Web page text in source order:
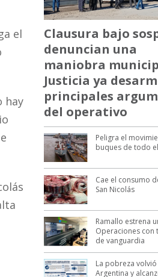
el
hay
Clausura bajo
denuncian una
maniobra
Justicia ya
principales
del operativo
Peligra el
buques de todo
Cae el consumo
San Nicolás
Ramallo estrena
Operaciones con
de vanguardia
La pobreza
Argentina y